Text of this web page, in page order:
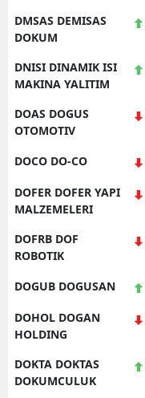
DMSAS DEMISAS
DOKUM
DNISI DINAMIK ISI
MAKINA YALITIM
DOAS DOGUS
OTOMOTIV
DOCO DO-CO
DOFER DOFER YAPI
MALZEMELERI
DOFRB DOF
ROBOTIK
DOGUB DOGUSAN
DOHOL DOGAN
HOLDING
DOKTA DOKTAS
DOKUMCULUK